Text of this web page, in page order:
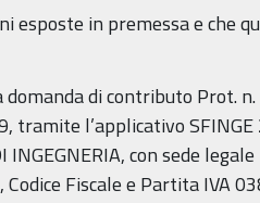
esposte in premessa e che
domanda di contributo Prot.
l’applicativo SFINGE
INGEGNERIA, con sede
Codice Fiscale e Partita IVA